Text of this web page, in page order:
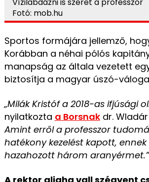
Fotó: mob.hu
Sportos formájára jellemző,
Korábban a néhai pólós
manapság az általa vezetett
biztosítja a magyar úszó-
„Milák Kristóf a 2018-as
nyilatkozta a Borsnakdr. Wladár
Amint erről a professzor
hatékony kezelést kapott,
hazahozott három aranyérmet.”